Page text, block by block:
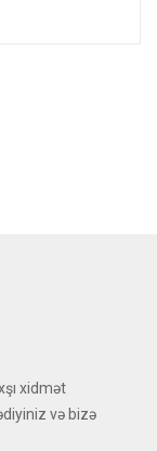
xidmət
və bizə